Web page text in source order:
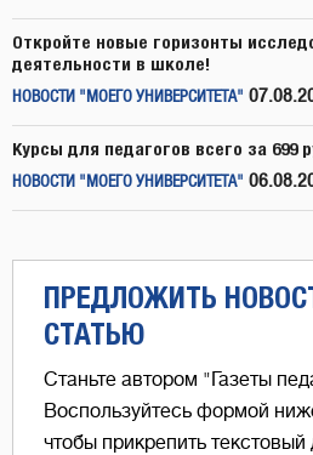
Откройте новые горизонты
деятельности в школе!
НОВОСТИ "МОЕГО УНИВЕРСИТЕТА"
Курсы для педагогов всего за 699
НОВОСТИ "МОЕГО УНИВЕРСИТЕТА"
ПРЕДЛОЖИТЬ
СТАТЬЮ
Станьте автором "Газеты
Воспользуйтесь формой
чтобы прикрепить текстовый